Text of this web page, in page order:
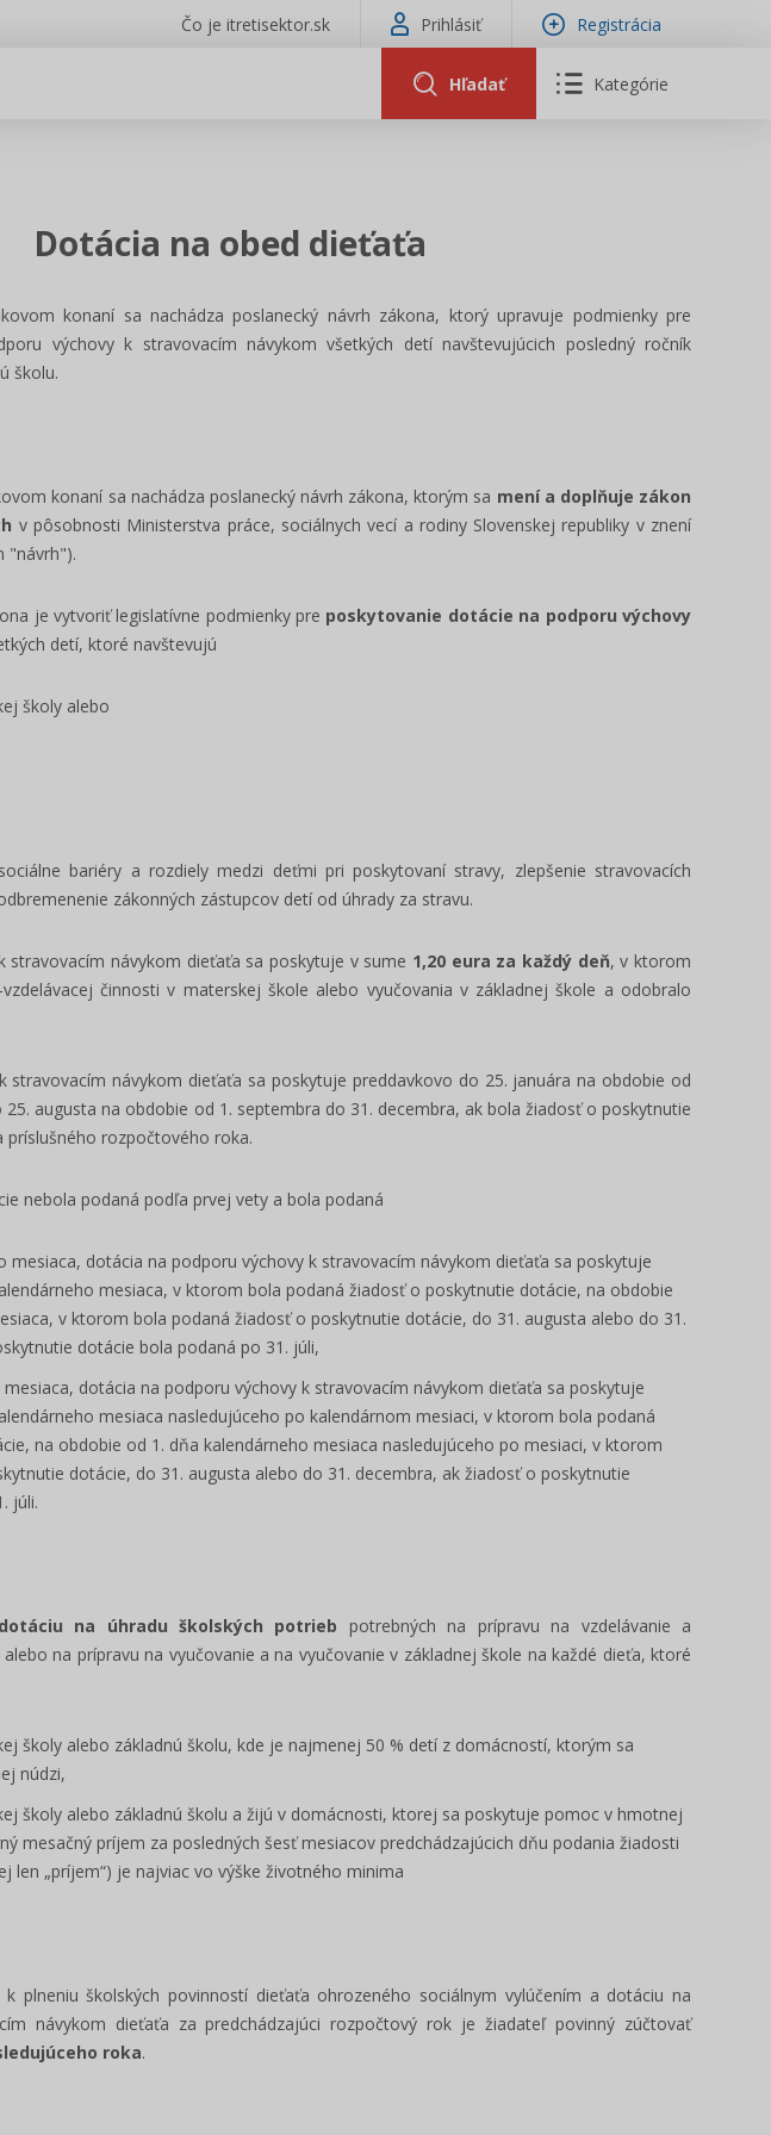
Čo je itretisektor.sk Prihlásiť Registrácia
Hľadať Kategórie
-
a
Poslanec - manuál voľby 2022
Ako používať
/ ONLINE
Dotácia na obed dieťaťa
konaní sa nachádza poslanecký návrh zákona, ktorý upravuje podmienky pre
výchovy k stravovacím návykom všetkých detí navštevujúcich posledný ročník
školu.
konaní sa nachádza poslanecký návrh zákona, ktorým sa mení a doplňuje zákon
v pôsobnosti Ministerstva práce, sociálnych vecí a rodiny Slovenskej republiky v znení
"návrh").
je vytvoriť legislatívne podmienky pre poskytovanie dotácie na podporu výchovy
detí, ktoré navštevujú
školy alebo
bariéry a rozdiely medzi deťmi pri poskytovaní stravy, zlepšenie stravovacích
zákonných zástupcov detí od úhrady za stravu.
stravovacím návykom dieťaťa sa poskytuje v sume 1,20 eura za každý deň, v ktorom
činnosti v materskej škole alebo vyučovania v základnej škole a odobralo
stravovacím návykom dieťaťa sa poskytuje preddavkovo do 25. januára na obdobie od
25. augusta na obdobie od 1. septembra do 31. decembra, ak bola žiadosť o poskytnutie
rozpočtového roka.
nebola podaná podľa prvej vety a bola podaná
mesiaca, dotácia na podporu výchovy k stravovacím návykom dieťaťa sa poskytuje
mesiaca, v ktorom bola podaná žiadosť o poskytnutie dotácie, na obdobie
v ktorom bola podaná žiadosť o poskytnutie dotácie, do 31. augusta alebo do 31.
dotácie bola podaná po 31. júli,
dotácia na podporu výchovy k stravovacím návykom dieťaťa sa poskytuje
mesiaca nasledujúceho po kalendárnom mesiaci, v ktorom bola podaná
na obdobie od 1. dňa kalendárneho mesiaca nasledujúceho po mesiaci, v ktorom
dotácie, do 31. augusta alebo do 31. decembra, ak žiadosť o poskytnutie
júli.
na úhradu školských potrieb potrebných na prípravu na vzdelávanie a
na prípravu na vyučovanie a na vyučovanie v základnej škole na každé dieťa, ktoré
školy alebo základnú školu, kde je najmenej 50 % detí z domácností, ktorým sa
núdzi,
školy alebo základnú školu a žijú v domácnosti, ktorej sa poskytuje pomoc v hmotnej
mesačný príjem za posledných šesť mesiacov predchádzajúcich dňu podania žiadosti
len „príjem“) je najviac vo výške životného minima
plneniu školských povinností dieťaťa ohrozeného sociálnym vylúčením a dotáciu na
návykom dieťaťa za predchádzajúci rozpočtový rok je žiadateľ povinný zúčtovať
roka.